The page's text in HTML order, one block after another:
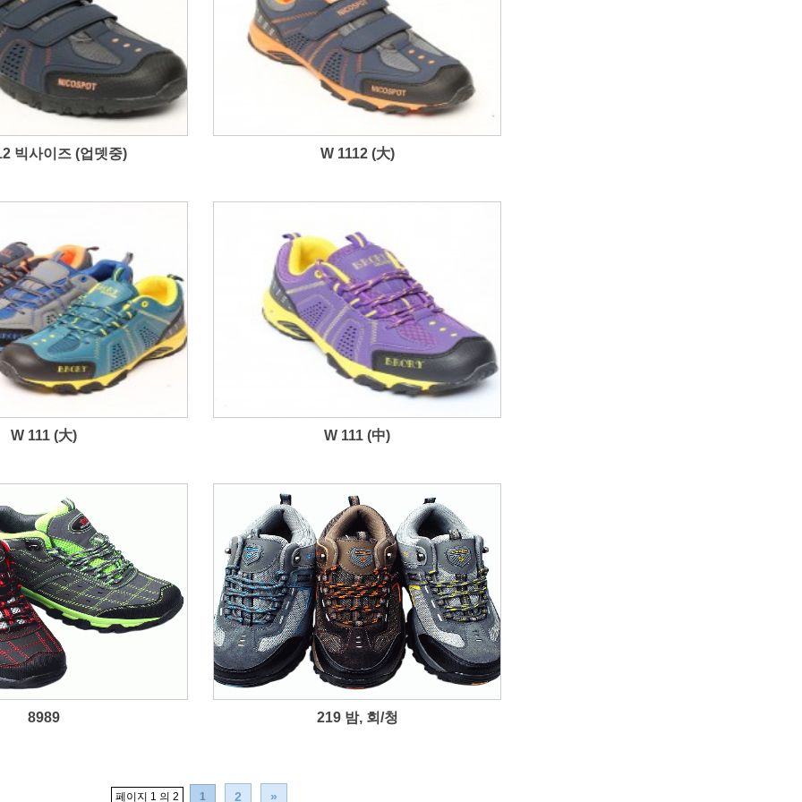
빅사이즈 (업뎃중) W 1112 (大)
W 111 (大) W 111 (中)
8989 219 밤, 회/청
페이지 1 의 2 1 2 »